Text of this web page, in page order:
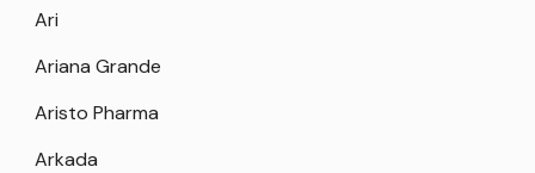
Ari
Ariana Grande
Aristo Pharma
Arkada